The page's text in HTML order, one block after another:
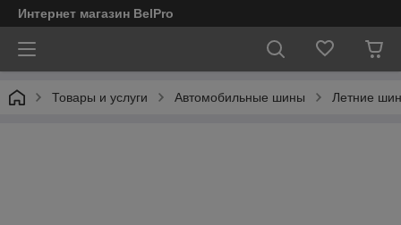
Интернет магазин BelPro
Товары и услуги Автомобильные шины Летние